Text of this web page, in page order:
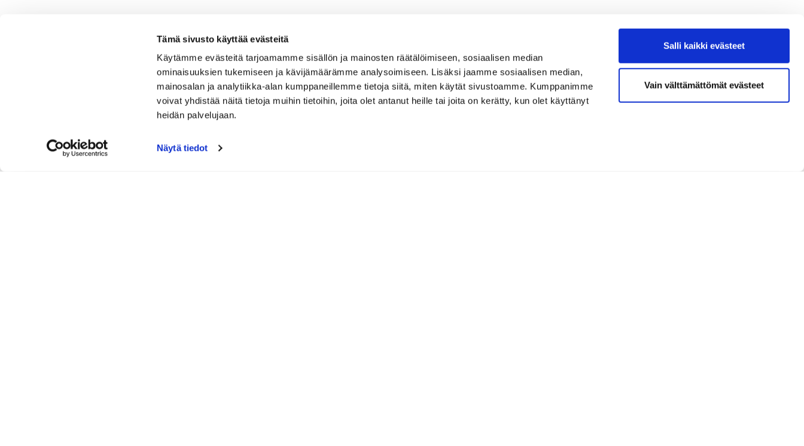
Tämä sivusto käyttää evästeitä
Käytämme evästeitä tarjoamamme sisällön ja mainosten räätälöimiseen, sosiaalisen median
ominaisuuksien tukemiseen ja kävijämäärämme analysoimiseen. Lisäksi jaamme sosiaalisen median,
mainosalan ja analytiikka-alan kumppaneillemme tietoja siitä, miten käytät sivustoamme. Kumppanimme
voivat yhdistää näitä tietoja muihin tietoihin, joita olet antanut heille tai joita on kerätty, kun olet käyttänyt
heidän palvelujaan.
Näytä tiedot
Salli kaikki evästeet
Vain välttämättömät evästeet